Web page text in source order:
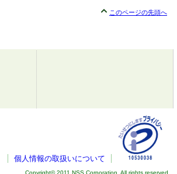
このページの先頭へ
個人情報の取扱いについて
Copyright© 2011 NSS Corporation. All rights reserved.